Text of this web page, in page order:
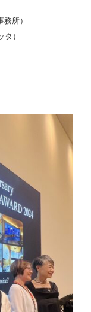
所）
）